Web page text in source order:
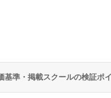
基準・掲載スクールの検証ポ